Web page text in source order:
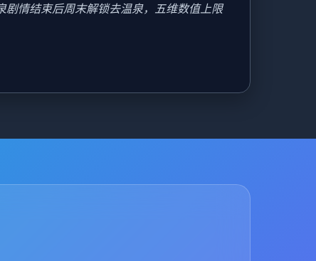
情结束后周末解锁去温泉，五维数值上限